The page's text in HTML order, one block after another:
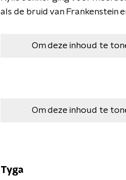
als de bruid van Frankenstein
Om deze inhoud te
Om deze inhoud te
Tyga